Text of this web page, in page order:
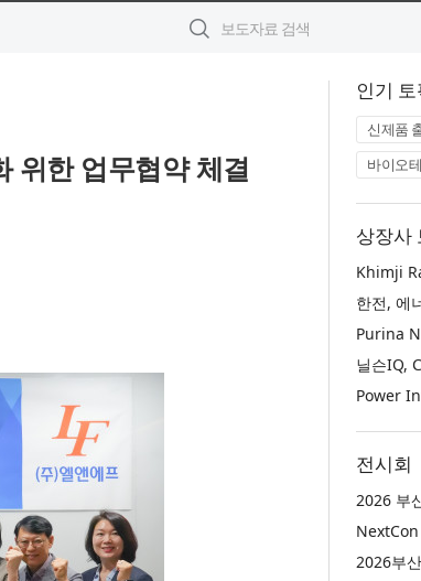
위한 업무협약 체결
인기 토
신제품
바이오
상장사
전시회
2026 부
2026부